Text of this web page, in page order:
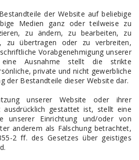
der Website auf beliebige
Medien ganz oder teilweise zu
zu ändern, zu bearbeiten, zu
zu übertragen oder zu verbreiten,
Vorabgenehmigung unserer
eine Ausnahme stellt die strikte
private und nicht gewerbliche
der Bestandteile dieser Website dar.
unserer Website oder ihrer
ausdrücklich gestattet ist, stellt eine
unserer Einrichtung und/oder von
anderem als Fälschung betrachtet,
2 ff. des Gesetzes über geistiges